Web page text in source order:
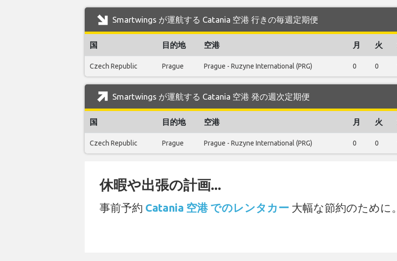
Smartwings が運航する Catania 空港 行きの毎週定期便
国 目的地 空港 月 火
Czech Republic Prague Prague - Ruzyne International (PRG) 0 0
Smartwings が運航する Catania 空港 発の週次定期便
国 目的地 空港 月 火
Czech Republic Prague Prague - Ruzyne International (PRG) 0 0
休暇や出張の計画...
事前予約 Catania 空港 でのレンタカー 大幅な節約のために。